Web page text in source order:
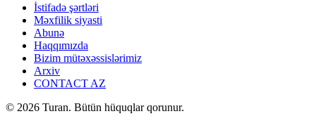
İstifadə şərtləri
Məxfilik siyasti
Abunə
Haqqımızda
Bizim mütəxəssislərimiz
Arxiv
CONTACT AZ
© 2026 Turan. Bütün hüquqlar qorunur.